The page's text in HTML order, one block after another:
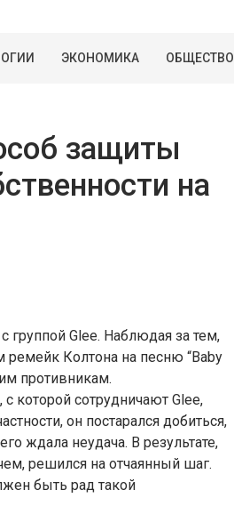
ЭКОНОМИКА ОБЩЕСТВО
защиты
на
группой Glee. Наблюдая за тем,
Колтона на песню “Baby
противникам.
которой сотрудничают Glee,
он постарался добиться,
ждала неудача. В результате,
решился на отчаянный шаг.
быть рад такой